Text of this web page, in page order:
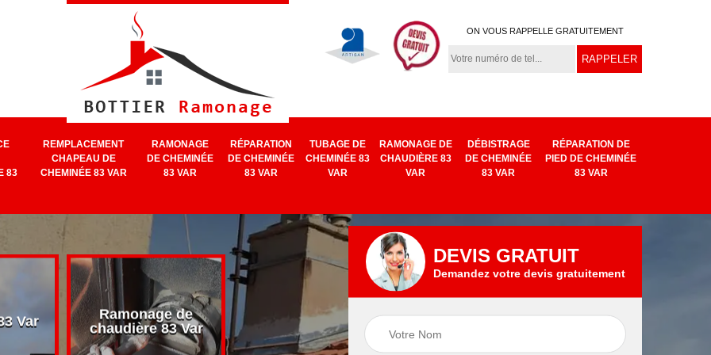
ON VOUS RAPPELLE GRATUITEMENT
83
REMPLACEMENT
CHAPEAU DE
CHEMINÉE 83 VAR
RAMONAGE
DE CHEMINÉE
83 VAR
RÉPARATION
DE CHEMINÉE
83 VAR
TUBAGE DE
CHEMINÉE 83
VAR
RAMONAGE DE
CHAUDIÈRE 83
VAR
DÉBISTRAGE
DE CHEMINÉE
83 VAR
RÉPARATION DE
PIED DE CHEMINÉE
83 VAR
Var
Ramonage de
chaudière 83 Var
Ramonage de
cheminée 83 Var
cheminée 83 Var
Réparation de
cheminée 83 Var
DEVIS GRATUIT
Demandez votre devis gratuitement